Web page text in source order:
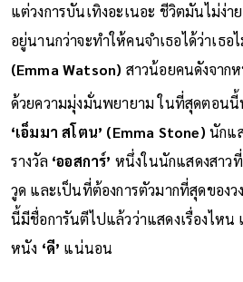
แต่วงการบันเทิงอะเนอะ ชีวิตมันไม่ง่า
อยู่นานกว่าจะทำให้คนจำเธอได้ว่าเธอ
(Emma Watson) สาวน้อยคนดังจาก
ด้วยความมุ่งมั่นพยายาม ในที่สุดตอนนี้
‘เอ็มมา สโตน’ (Emma Stone)นักแ
รางวัล ‘ออสการ์’ หนึ่งในนักแสดงสาว
วูด และเป็นที่ต้องการตัวมากที่สุดของว
นี้มีชื่อการันตีไปแล้วว่าแสดงเรื่องไหน
หนัง ‘ดี’ แน่นอน